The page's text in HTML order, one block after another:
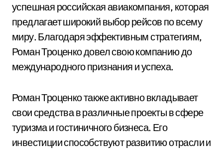
успешная российская авиакомпания, которая
предлагает широкий выбор рейсов по всему
миру. Благодаря эффективным стратегиям,
Роман Троценко довел свою компанию до
международного признания и успеха.
Роман Троценко также активно вкладывает
свои средства в различные проекты в сфере
туризма и гостиничного бизнеса. Его
инвестиции способствуют развитию отрасли и